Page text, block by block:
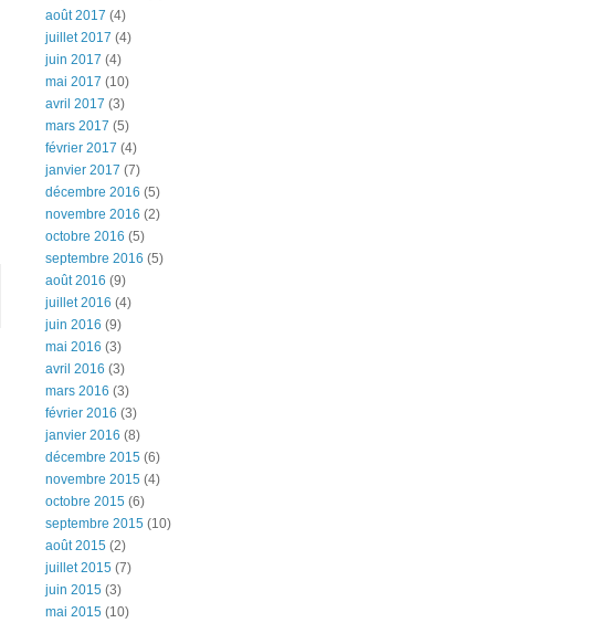
août 2017 (4)
juillet 2017 (4)
juin 2017 (4)
mai 2017 (10)
avril 2017 (3)
mars 2017 (5)
février 2017 (4)
janvier 2017 (7)
décembre 2016 (5)
novembre 2016 (2)
octobre 2016 (5)
septembre 2016 (5)
août 2016 (9)
juillet 2016 (4)
juin 2016 (9)
mai 2016 (3)
avril 2016 (3)
mars 2016 (3)
février 2016 (3)
janvier 2016 (8)
décembre 2015 (6)
novembre 2015 (4)
octobre 2015 (6)
septembre 2015 (10)
août 2015 (2)
juillet 2015 (7)
juin 2015 (3)
mai 2015 (10)